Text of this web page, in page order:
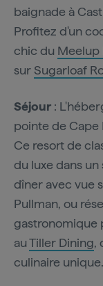
baignade à
Profitez d'un
chic du Meelup
surSugarloaf
Séjour :
pointe de Cape
Ce resort de
du luxe dans
dîner avec vue
Pullman, ou
gastronomique
auTiller Dining,
culinaire unique.